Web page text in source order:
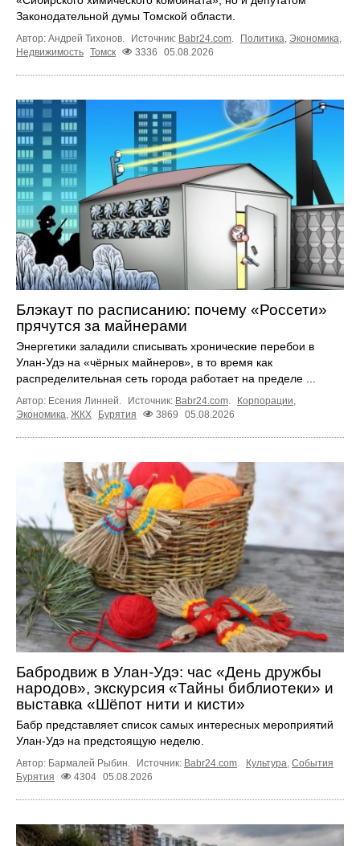
Законодательной думы Томской области.
Автор: Андрей Тихонов. Источник: Babr24.com. Политика, Экономика,
Недвижимость Томск 3336 05.08.2026
Блэкаут по расписанию: почему «Россети»
прячутся за майнерами
Энергетики заладили списывать хронические перебои в
Улан-Удэ на «чёрных майнеров», в то время как
распределительная сеть города работает на пределе ...
Автор: Есения Линней. Источник: Babr24.com. Корпорации,
Экономика, ЖКХ Бурятия 3869 05.08.2026
Бабродвиж в Улан-Удэ: час «День дружбы
народов», экскурсия «Тайны библиотеки» и
выставка «Шёпот нити и кисти»
Бабр представляет список самых интересных мероприятий
Улан-Удэ на предстоящую неделю.
Автор: Бармалей Рыбин. Источник: Babr24.com. Культура, События
Бурятия
4304 05.08.2026